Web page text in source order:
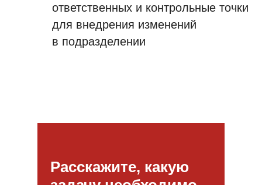
ответственных и контрольные точки
для внедрения изменений
в подразделении
Расскажите, какую